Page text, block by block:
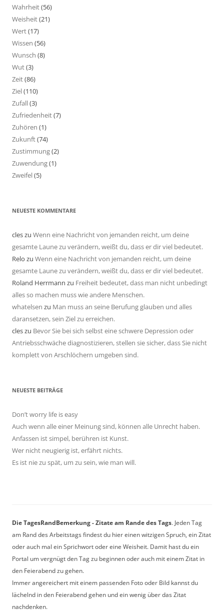
Wahrheit(56)
Weisheit(21)
Wert(17)
Wissen (56)
Wunsch (8)
Wut(3)
Zeit(86)
Ziel(110)
Zufall(3)
Zufriedenheit(7)
Zuhören (1)
Zukunft(74)
Zustimmung(2)
Zuwendung(1)
Zweifel(5)
NEUESTE KOMMENTARE
cleszu Wenn eine Nachricht von jemanden reicht, um deine
gesamte Laune zu verändern, weißt du, dass er dir viel bedeutet.
Relo zu Wenn eine Nachricht von jemanden reicht, um deine
gesamte Laune zu verändern, weißt du, dass er dir viel bedeutet.
Roland Herrmann zu Freiheit bedeutet, dass man nicht unbedingt
alles so machen muss wie andere Menschen.
whatelsen zu Man muss an seine Berufung glauben und alles
daransetzen, sein Ziel zu erreichen.
cleszu Bevor Sie bei sich selbst eine schwere Depression oder
Antriebsschwäche diagnostizieren, stellen sie sicher, dass Sie nicht
komplett von Arschlöchern umgeben sind.
NEUESTE BEITRÄGE
Don’t worry life is easy
Auch wenn alle einer Meinung sind, können alle Unrecht haben.
Anfassen ist simpel, berühren ist Kunst.
Wer nicht neugierig ist, erfährt nichts.
Es ist nie zu spät, um zu sein, wie man will.
Die TagesRandBemerkung - Zitate am Rande des Tags. Jeden Tag
am Rand des Arbeitstags findest du hier einen witzigen Spruch, ein Zitat
oder auch mal ein Sprichwort oder eine Weisheit. Damit hast du ein
Portal um vergnügt den Tag zu beginnen oder auch mit einem Zitat in
den Feierabend zu gehen.
Immer angereichert mit einem passenden Foto oder Bild kannst du
lächelnd in den Feierabend gehen und ein wenig über das Zitat
nachdenken.